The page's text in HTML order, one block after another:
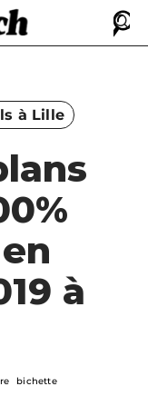
à Lille
à
bichette